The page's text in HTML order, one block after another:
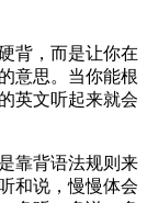
背，而是让你在
意思。当你能根
英文听起来就会
靠背语法规则来
和说，慢慢体会